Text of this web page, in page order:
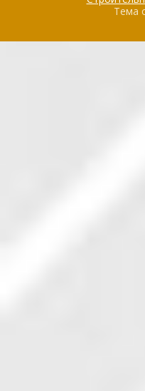
Тема